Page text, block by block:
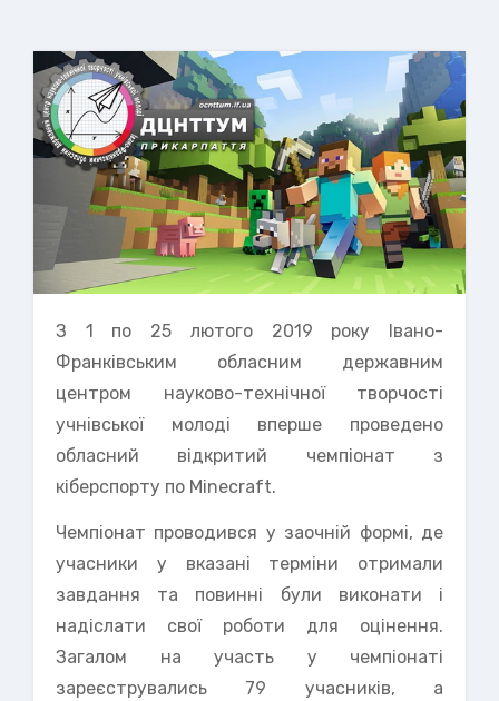
З 1 по 25 лютого 2019 року Івано-
Франківським обласним державним
центром науково-технічної творчості
учнівської молоді вперше проведено
обласний відкритий чемпіонат з
кіберспорту по Minecraft.
Чемпіонат проводився у заочній формі, де
учасники у вказані терміни отримали
завдання та повинні були виконати і
надіслати свої роботи для оцінення.
Загалом на участь у чемпіонаті
зареєструвались 79 учасників, а